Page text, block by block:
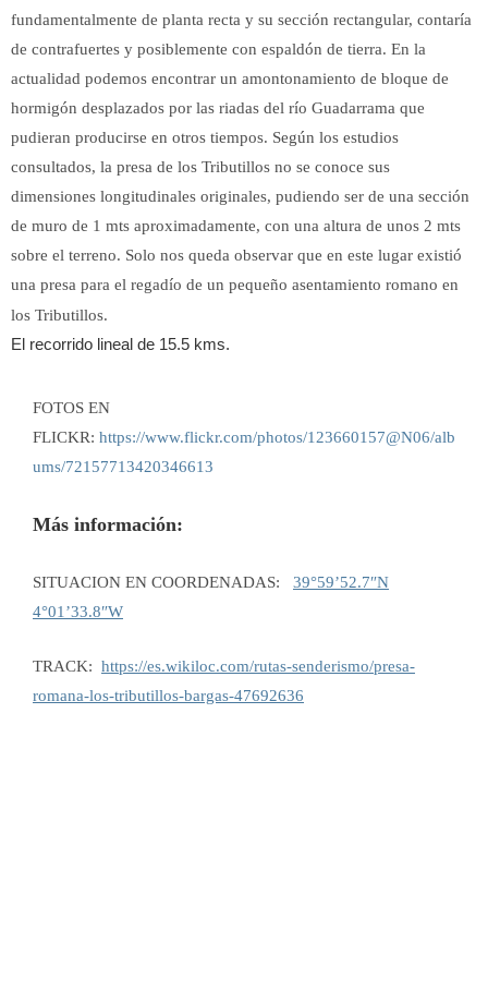
fundamentalmente de planta recta y su sección rectangular, contaría
de contrafuertes y posiblemente con espaldón de tierra. En la
actualidad podemos encontrar un amontonamiento de bloque de
hormigón desplazados por las riadas del río Guadarrama que
pudieran producirse en otros tiempos. Según los estudios
consultados, la presa de los Tributillos no se conoce sus
dimensiones longitudinales originales, pudiendo ser de una sección
de muro de 1 mts aproximadamente, con una altura de unos 2 mts
sobre el terreno. Solo nos queda observar que en este lugar existió
una presa para el regadío de un pequeño asentamiento romano en
los Tributillos.
El recorrido lineal de 15.5 kms.
FOTOS EN
FLICKR: https://www.flickr.com/photos/123660157@N06/alb
ums/72157713420346613
Más información:
SITUACION EN COORDENADAS: 39°59’52.7″N
4°01’33.8″W
TRACK: https://es.wikiloc.com/rutas-senderismo/presa-
romana-los-tributillos-bargas-47692636